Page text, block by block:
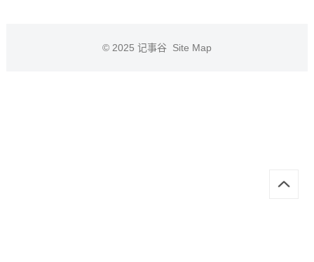
© 2025 记事谷 Site Map